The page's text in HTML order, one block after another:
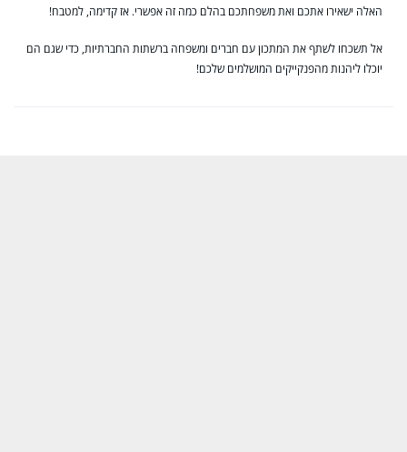
האלה ישאירו אתכם ואת משפחתכם בהלם כמה זה אפשרי. אז קדימה, למטבח!
אל תשכחו לשתף את המתכון עם חברים ומשפחה ברשתות החברתיות, כדי שגם הם
יוכלו ליהנות מהפנקייקים המושלמים שלכם!